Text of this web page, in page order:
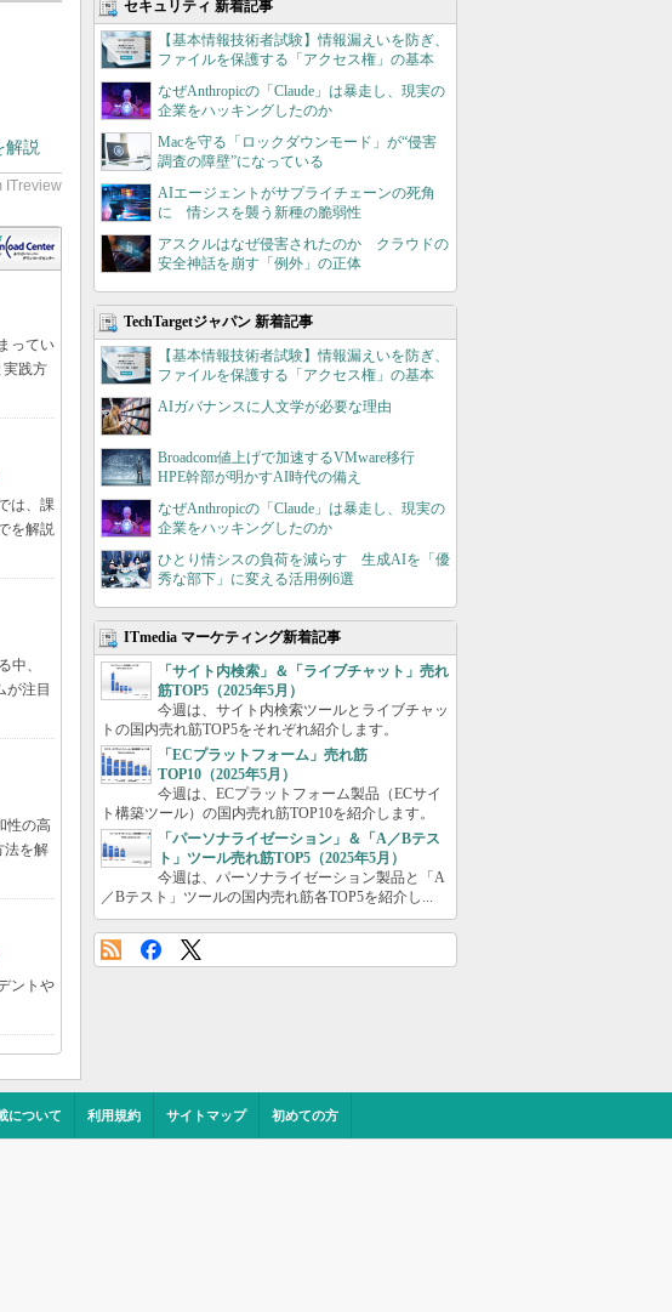
解説
ってい
実践方
は、課
を解説
中、
が注目
性の高
法を解
ントや
セキュリティ 新着記事
【基本情報技術者試験】情報漏えいを防ぎ、
ファイルを保護する「アクセス権」の基本
なぜAnthropicの「Claude」は暴走し、現実の
企業をハッキングしたのか
Macを守る「ロックダウンモード」が“侵害
調査の障壁”になっている
AIエージェントがサプライチェーンの死角
に 情シスを襲う新種の脆弱性
アスクルはなぜ侵害されたのか クラウドの
安全神話を崩す「例外」の正体
TechTargetジャパン 新着記事
【基本情報技術者試験】情報漏えいを防ぎ、
ファイルを保護する「アクセス権」の基本
AIガバナンスに人文学が必要な理由
Broadcom値上げで加速するVMware移行
HPE幹部が明かすAI時代の備え
なぜAnthropicの「Claude」は暴走し、現実の
企業をハッキングしたのか
ひとり情シスの負荷を減らす 生成AIを「優
秀な部下」に変える活用例6選
ITmedia マーケティング新着記事
「サイト内検索」＆「ライブチャット」売れ
筋TOP5（2025年5月）
今週は、サイト内検索ツールとライブチャッ
トの国内売れ筋TOP5をそれぞれ紹介します。
「ECプラットフォーム」売れ筋
TOP10（2025年5月）
今週は、ECプラットフォーム製品（ECサイ
ト構築ツール）の国内売れ筋TOP10を紹介します。
「パーソナライゼーション」＆「A／Bテス
ト」ツール売れ筋TOP5（2025年5月）
今週は、パーソナライゼーション製品と「A
／Bテスト」ツールの国内売れ筋各TOP5を紹介し...
について 利用規約 サイトマップ 初めての方